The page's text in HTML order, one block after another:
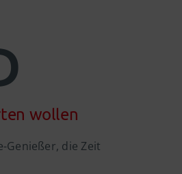
wollen
Genießer, die Zeit